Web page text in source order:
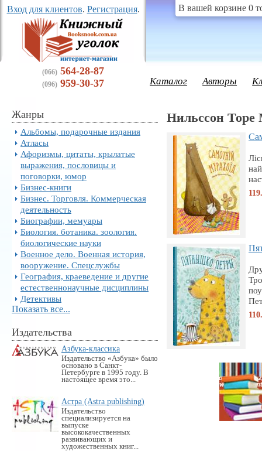
Вход для клиентов. Регистрация.
(066) 564-28-87
(096) 959-30-37
В вашей корзине 0
Каталог Авторы
Жанры
Альбомы, подарочные издания
Атласы
Афоризмы, цитаты, крылатые
выражения, пословицы и
поговорки, юмор
Бизнес-книги
Бизнес. Торговля. Коммерческая
деятельность
Биографии, мемуары
Биология. ботаника. зоология.
биологические науки
Военное дело. Военная история,
вооружение. Спецслужбы
География, краеведение и другие
естественнонаучные дисциплины
Детективы
Показать все...
Издательства
Азбука-классика
Издательство «Азбука» было
основано в Санкт-
Петербурге в 1995 году. В
настоящее время это...
Астра (Astra publishing)
Издательство
специализируется на
выпуске
высококачественных
развивающих и
художественных книг...
Нильссон Торе